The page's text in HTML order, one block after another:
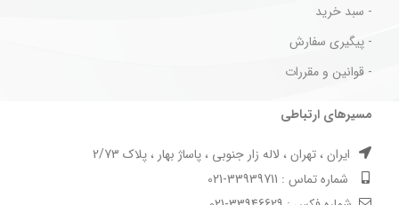
- سبد خرید
- پیگیری سفارش
- قوانین و مقررات
مسیرهای ارتباطی
ایران ، تهران ، لاله زار جنوبی ، پاساژ بهار ، پلاک 2/73
شماره تماس : 33939711-021